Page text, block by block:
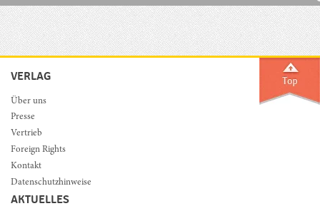
VERLAG
Über uns
Presse
Vertrieb
Foreign Rights
Kontakt
Datenschutzhinweise
AKTUELLES